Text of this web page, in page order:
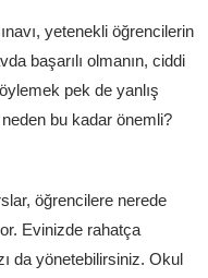
yetenekli öğrencilerin
başarılı olmanın, ciddi
pek de yanlış
bu kadar önemli?
öğrencilere nerede
Evinizde rahatça
da yönetebilirsiniz. Okul